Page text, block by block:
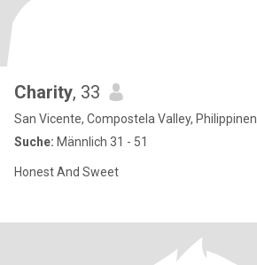
Charity, 33
San Vicente, Compostela Valley, Philippinen
Suche: Männlich 31 - 51
Honest And Sweet